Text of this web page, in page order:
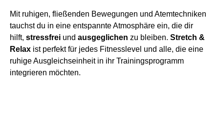
Mit ruhigen, fließenden Bewegungen und Atemtechniken
tauchst du in eine entspannte Atmosphäre ein, die dir
hilft, stressfrei und ausgeglichen zu bleiben. Stretch &
Relax ist perfekt für jedes Fitnesslevel und alle, die eine
ruhige Ausgleichseinheit in ihr Trainingsprogramm
integrieren möchten.